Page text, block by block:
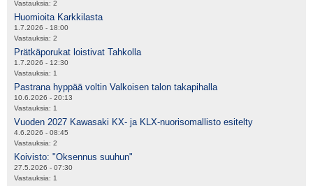
Vastauksia: 2
Huomioita Karkkilasta
1.7.2026 - 18:00
Vastauksia: 2
Prätkäporukat loistivat Tahkolla
1.7.2026 - 12:30
Vastauksia: 1
Pastrana hyppää voltin Valkoisen talon takapihalla
10.6.2026 - 20:13
Vastauksia: 1
Vuoden 2027 Kawasaki KX- ja KLX-nuorisomallisto esitelty
4.6.2026 - 08:45
Vastauksia: 2
Koivisto: "Oksennus suuhun"
27.5.2026 - 07:30
Vastauksia: 1